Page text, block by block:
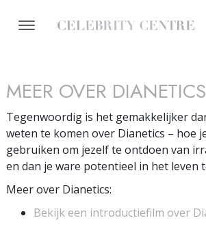
MEER OVER DIANETICS
Tegenwoordig is het gemakkelijker
weten te komen over Dianetics – hoe
gebruiken om jezelf te ontdoen van
en dan je ware potentieel in het leven
Meer over Dianetics:
Bekijk een introductiefilm over